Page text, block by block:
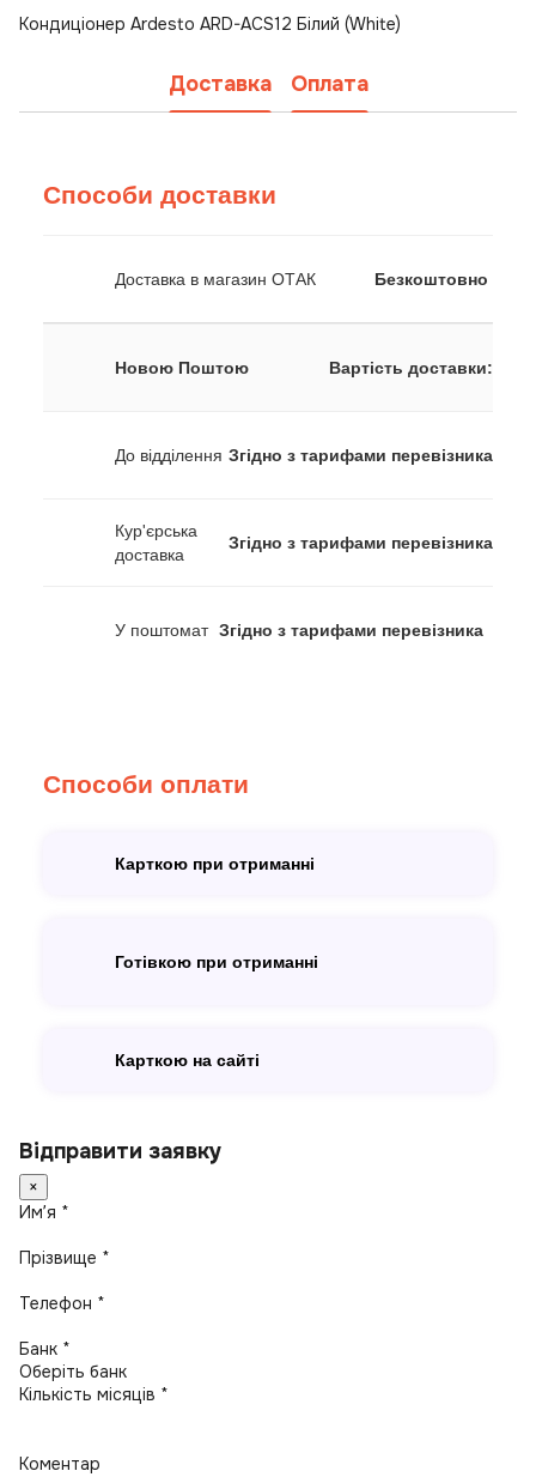
Кондиціонер Ardesto ARD-ACS12 Білий (White)
Доставка Оплата
Способи доставки
Доставка в магазин ОТАК Безкоштовно
Новою Поштою Вартість доставки:
До відділення Згідно з тарифами перевізника
Кур'єрська
доставка
Згідно з тарифами перевізника
У поштомат Згідно з тарифами перевізника
Способи оплати
Карткою при отриманні
Готівкою при отриманні
Карткою на сайті
Відправити заявку
×
Имʼя *
Прізвище *
Телефон *
Банк *
Кількість місяців *
Коментар